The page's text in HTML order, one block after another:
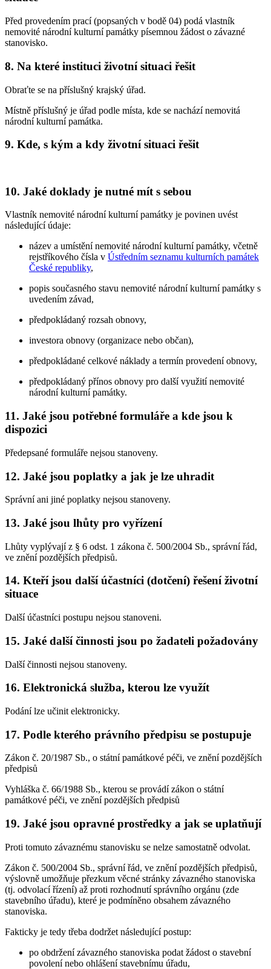
Před provedením prací (popsaných v bodě 04) podá vlastník
nemovité národní kulturní památky písemnou žádost o závazné
stanovisko.
8. Na které instituci životní situaci řešit
Obraťte se na příslušný krajský úřad.
Místně příslušný je úřad podle místa, kde se nachází nemovitá
národní kulturní památka.
9. Kde, s kým a kdy životní situaci řešit
10. Jaké doklady je nutné mít s sebou
Vlastník nemovité národní kulturní památky je povinen uvést
následující údaje:
název a umístění nemovité národní kulturní památky, včetně
rejstříkového čísla v Ústředním seznamu kulturních památek
České republiky,
popis současného stavu nemovité národní kulturní památky s
uvedením závad,
předpokládaný rozsah obnovy,
investora obnovy (organizace nebo občan),
předpokládané celkové náklady a termín provedení obnovy,
předpokládaný přínos obnovy pro další využití nemovité
národní kulturní památky.
11. Jaké jsou potřebné formuláře a kde jsou k
dispozici
Předepsané formuláře nejsou stanoveny.
12. Jaké jsou poplatky a jak je lze uhradit
Správní ani jiné poplatky nejsou stanoveny.
13. Jaké jsou lhůty pro vyřízení
Lhůty vyplývají z § 6 odst. 1 zákona č. 500/2004 Sb., správní řád,
ve znění pozdějších předpisů.
14. Kteří jsou další účastníci (dotčení) řešení životní
situace
Další účastníci postupu nejsou stanoveni.
15. Jaké další činnosti jsou po žadateli požadovány
Další činnosti nejsou stanoveny.
16. Elektronická služba, kterou lze využít
Podání lze učinit elektronicky.
17. Podle kterého právního předpisu se postupuje
Zákon č. 20/1987 Sb., o státní památkové péči, ve znění pozdějších
předpisů
Vyhláška č. 66/1988 Sb., kterou se provádí zákon o státní
památkové péči, ve znění pozdějších předpisů
19. Jaké jsou opravné prostředky a jak se uplatňují
Proti tomuto závaznému stanovisku se nelze samostatně odvolat.
Zákon č. 500/2004 Sb., správní řád, ve znění pozdějších předpisů,
výslovně umožňuje přezkum věcné stránky závazného stanoviska
(tj. odvolací řízení) až proti rozhodnutí správního orgánu (zde
stavebního úřadu), které je podmíněno obsahem závazného
stanoviska.
Fakticky je tedy třeba dodržet následující postup:
po obdržení závazného stanoviska podat žádost o stavební
povolení nebo ohlášení stavebnímu úřadu,